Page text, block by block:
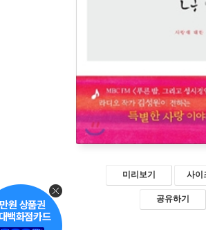
미리보기 사이
공유하기